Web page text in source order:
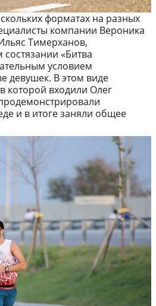
форматах на разных
компании Вероника
Тимерханов,
«Битва
условием
девушек. В этом виде
которой входили Олег
и в итоге заняли общее